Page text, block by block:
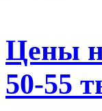
Цены
50-55